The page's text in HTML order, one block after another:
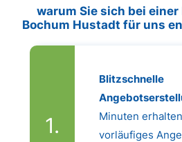
warum Sie sich bei
Bochum Hustadt für uns
Blitzschnelle
Minuten
vorläufiges